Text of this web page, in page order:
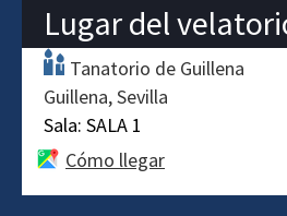
Lugar del
Tanatorio de Guillena
Guillena Sevilla
Sala: SALA 1
Cómo llegar